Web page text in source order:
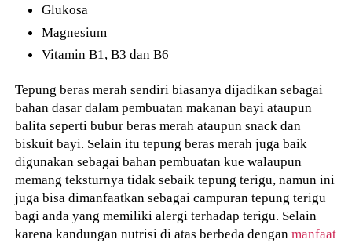
Glukosa
Magnesium
Vitamin B1, B3 dan B6
Tepung beras merah sendiri biasanya dijadikan sebagai
bahan dasar dalam pembuatan makanan bayi ataupun
balita seperti bubur beras merah ataupun snack dan
biskuit bayi. Selain itu tepung beras merah juga baik
digunakan sebagai bahan pembuatan kue walaupun
memang teksturnya tidak sebaik tepung terigu, namun ini
juga bisa dimanfaatkan sebagai campuran tepung terigu
bagi anda yang memiliki alergi terhadap terigu. Selain
karena kandungan nutrisi di atas berbeda denganmanfaat